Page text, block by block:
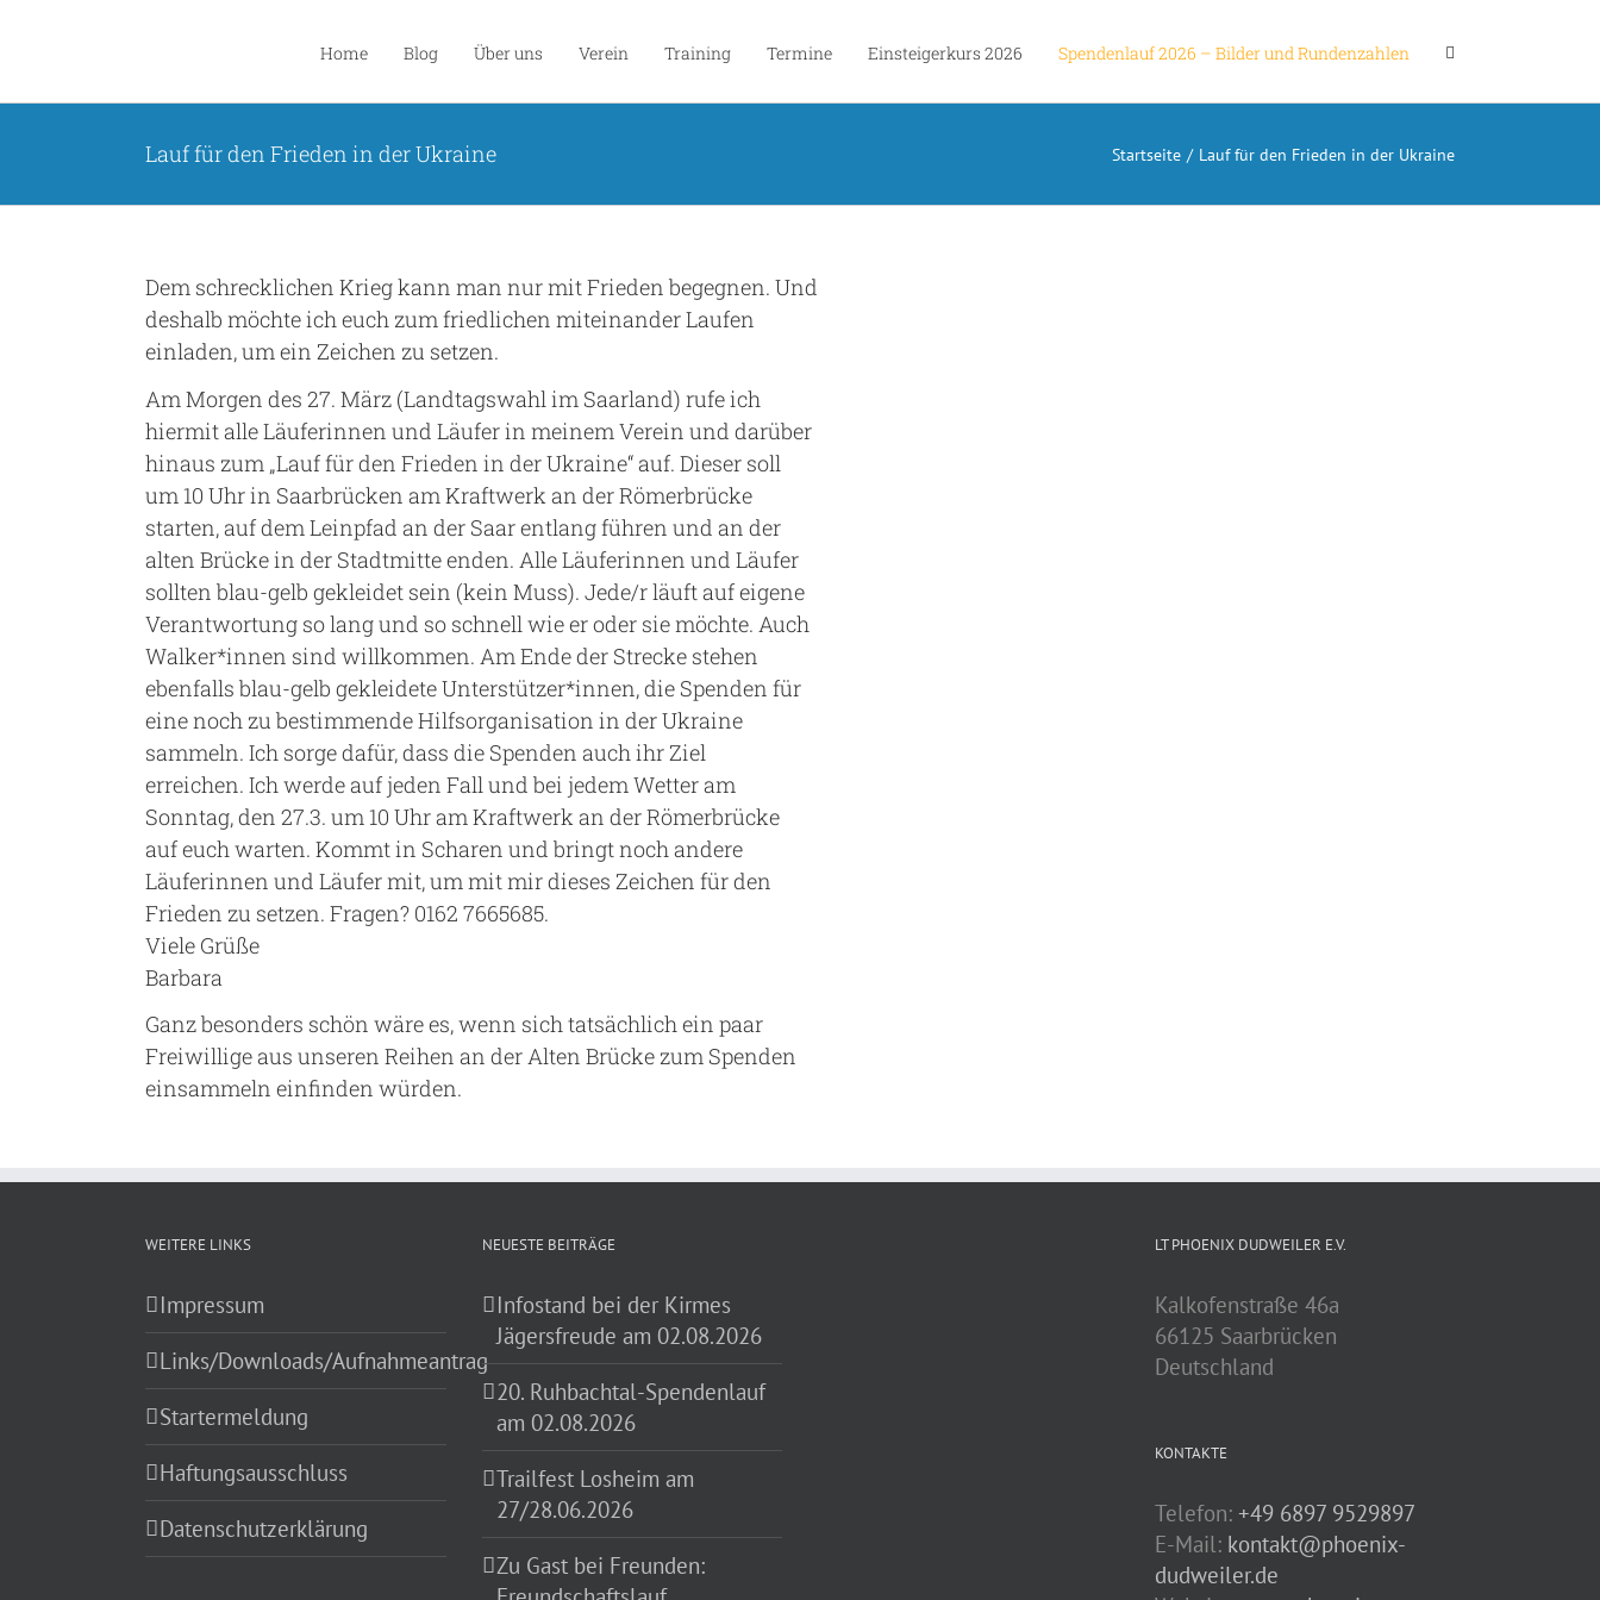
Home Blog Über uns Verein Training Termine Einsteigerkurs 2026 Spendenlauf 2026 – Bilder und Rundenzahlen
Lauf für den Frieden in der Ukraine Startseite / Lauf für den Frieden in der Ukraine
Dem schrecklichen Krieg kann man nur mit Frieden begegnen. Und
deshalb möchte ich euch zum friedlichen miteinander Laufen
einladen, um ein Zeichen zu setzen.
Am Morgen des 27. März (Landtagswahl im Saarland) rufe ich
hiermit alle Läuferinnen und Läufer in meinem Verein und darüber
hinaus zum „Lauf für den Frieden in der Ukraine“ auf. Dieser soll
um 10 Uhr in Saarbrücken am Kraftwerk an der Römerbrücke
starten, auf dem Leinpfad an der Saar entlang führen und an der
alten Brücke in der Stadtmitte enden. Alle Läuferinnen und Läufer
sollten blau-gelb gekleidet sein (kein Muss). Jede/r läuft auf eigene
Verantwortung so lang und so schnell wie er oder sie möchte. Auch
Walker*innen sind willkommen. Am Ende der Strecke stehen
ebenfalls blau-gelb gekleidete Unterstützer*innen, die Spenden für
eine noch zu bestimmende Hilfsorganisation in der Ukraine
sammeln. Ich sorge dafür, dass die Spenden auch ihr Ziel
erreichen. Ich werde auf jeden Fall und bei jedem Wetter am
Sonntag, den 27.3. um 10 Uhr am Kraftwerk an der Römerbrücke
auf euch warten. Kommt in Scharen und bringt noch andere
Läuferinnen und Läufer mit, um mit mir dieses Zeichen für den
Frieden zu setzen. Fragen? 0162 7665685.
Viele Grüße
Barbara
Ganz besonders schön wäre es, wenn sich tatsächlich ein paar
Freiwillige aus unseren Reihen an der Alten Brücke zum Spenden
einsammeln einfinden würden.
WEITERE LINKS
Impressum
Links/Downloads/Aufnahmeantrag
Startermeldung
Haftungsausschluss
Datenschutzerklärung
NEUESTE BEITRÄGE
Infostand bei der Kirmes
Jägersfreude am 02.08.2026
20. Ruhbachtal-Spendenlauf
am 02.08.2026
Trailfest Losheim am
27/28.06.2026
Zu Gast bei Freunden:
LT PHOENIX DUDWEILER E.V.
Kalkofenstraße 46a
66125 Saarbrücken
Deutschland
KONTAKTE
Telefon: +49 6897 9529897
E-Mail: kontakt@phoenix-
dudweiler.de